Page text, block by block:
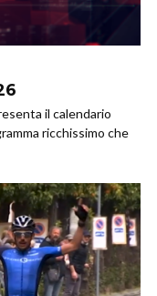
il calendario
ricchissimo che